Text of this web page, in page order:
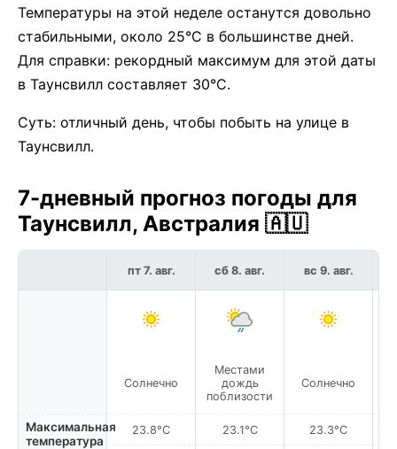
Температуры на этой неделе останутся довольно
стабильными, около 25°C в большинстве дней.
Для справки: рекордный максимум для этой даты
в Таунсвилл составляет 30°C.
Суть: отличный день, чтобы побыть на улице в
Таунсвилл.
7-дневный прогноз погоды для
Таунсвилл, Австралия 🇦🇺
Максимальная
температура
пт 7. авг.
Солнечно
23.8°C
сб 8. авг.
Местами
дождь
поблизости
23.1°C
вс 9. авг.
Солнечно
23.3°C